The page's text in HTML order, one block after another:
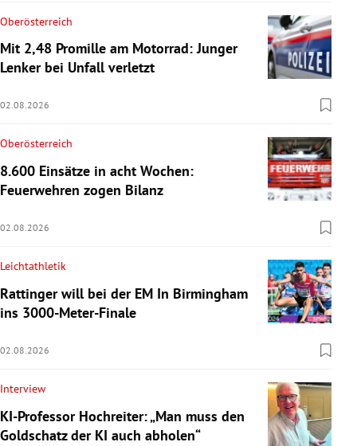
Oberösterreich
Mit 2,48 Promille am Motorrad: Junger
Lenker bei Unfall verletzt
02.08.2026
Oberösterreich
8.600 Einsätze in acht Wochen:
Feuerwehren zogen Bilanz
02.08.2026
Leichtathletik
Rattinger will bei der EM In Birmingham
ins 3000-Meter-Finale
02.08.2026
Interview
KI-Professor Hochreiter: „Man muss den
Goldschatz der KI auch abholen“